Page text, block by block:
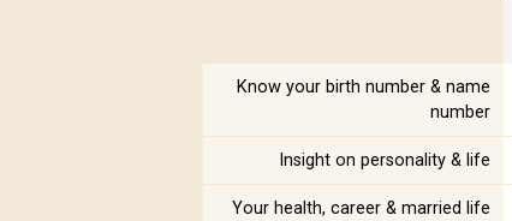
Know your birth number & name
number
Insight on personality & life
Your health, career & married life